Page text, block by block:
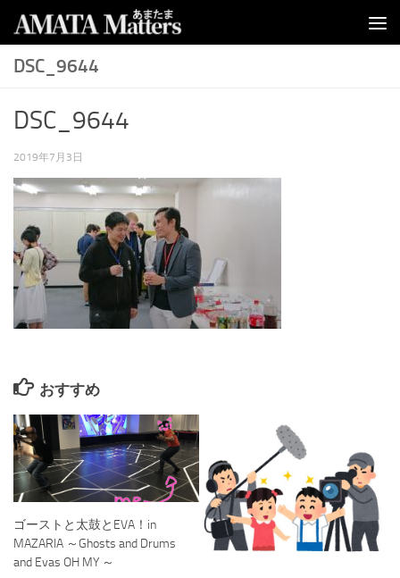
コンテンツへスキップ
DSC_9644
DSC_9644
2019年7月3日
おすすめ
ゴーストと太鼓とEVA！in
MAZARIA ～Ghosts and Drums
and Evas OH MY ～